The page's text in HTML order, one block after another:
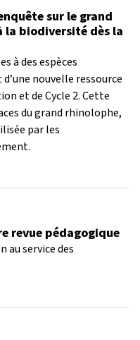
sur le grand
la biodiversité dès la
à des espèces
nouvelle ressource
et de Cycle 2. Cette
du grand rhinolophe,
par les
revue pédagogique
au service des